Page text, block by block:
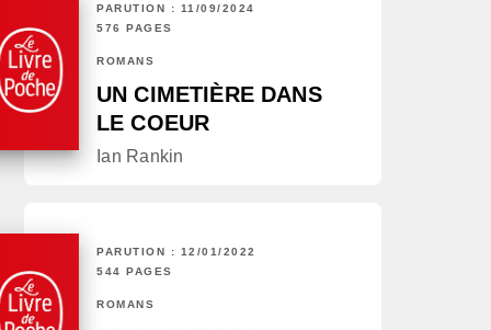
PARUTION : 11/09/2024
576 PAGES
ROMANS
UN CIMETIÈRE DANS
LE COEUR
Ian Rankin
PARUTION : 12/01/2022
544 PAGES
ROMANS